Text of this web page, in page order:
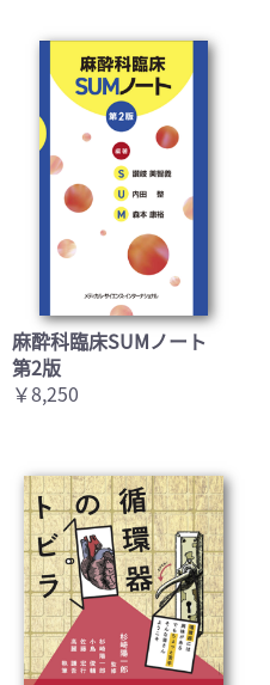
麻酔科臨床SUMノート
第2版
￥8,250